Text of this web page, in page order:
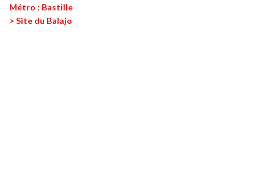
Métro : Bastille
> Site du Balajo